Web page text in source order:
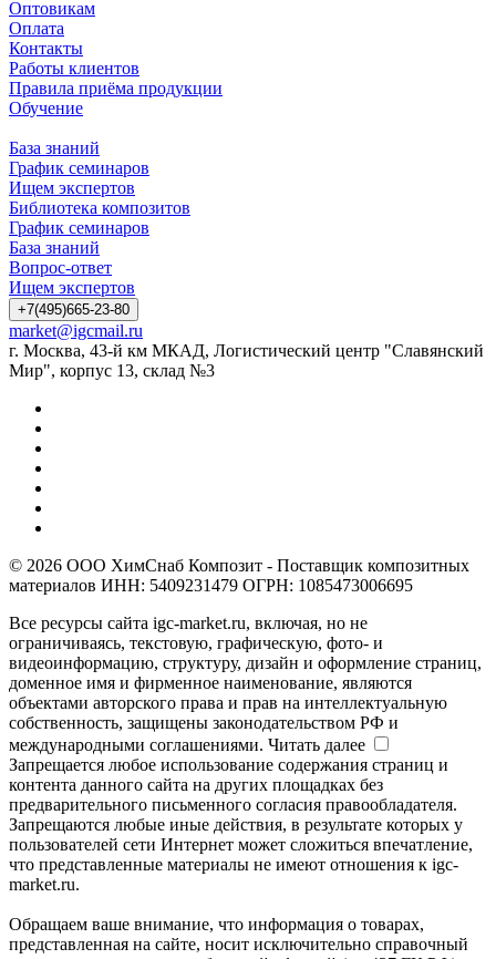
Оптовикам
Оплата
Контакты
Работы клиентов
Правила приёма продукции
Обучение
База знаний
График семинаров
Ищем экспертов
Библиотека композитов
График семинаров
База знаний
Вопрос-ответ
Ищем экспертов
+7(495)665-23-80
market@igcmail.ru
г. Москва, 43-й км МКАД, Логистический центр "Славянский
Мир", корпус 13, склад №3
© 2026 ООО ХимСнаб Композит - Поставщик композитных
материалов ИНН: 5409231479 ОГРН: 1085473006695
Все ресурсы сайта igc-market.ru, включая, но не
ограничиваясь, текстовую, графическую, фото- и
видеоинформацию, структуру, дизайн и оформление страниц,
доменное имя и фирменное наименование, являются
объектами авторского права и прав на интеллектуальную
собственность, защищены законодательством РФ и
международными соглашениями. Читать далее
Запрещается любое использование содержания страниц и
контента данного сайта на других площадках без
предварительного письменного согласия правообладателя.
Запрещаются любые иные действия, в результате которых у
пользователей сети Интернет может сложиться впечатление,
что представленные материалы не имеют отношения к igc-
market.ru.
Обращаем ваше внимание, что информация о товарах,
представленная на сайте, носит исключительно справочный